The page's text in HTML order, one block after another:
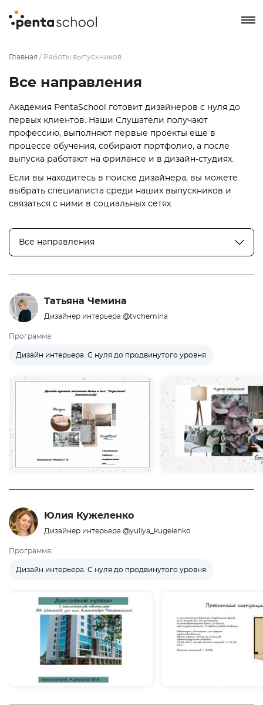
8 800 550-76-72
Заказать звонок
Главная / Работы выпускников
Все направления
Академия PentaSchool готовит дизайнеров с нуля до
первых клиентов. Наши Слушатели получают
профессию, выполняют первые проекты еще в
процессе обучения, собирают портфолио, а после
выпуска работают на фрилансе и в дизайн-студиях.
Если вы находитесь в поиске дизайнера, вы можете
выбрать специалиста среди наших выпускников и
связаться с ними в социальных сетях.
Все направления
Татьяна Чемина
Дизайнер интерьера @tvchemina
Программа:
Дизайн интерьера. С нуля до продвинутого уровня
Юлия Кужеленко
Дизайнер интерьера @yuliya_kugelenko
Программа:
Дизайн интерьера. С нуля до продвинутого уровня